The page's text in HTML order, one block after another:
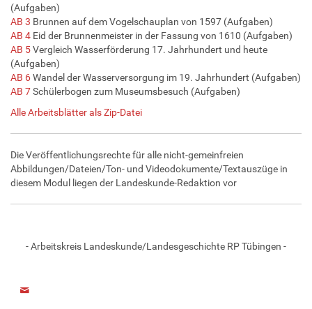
(Aufgaben)
AB 3 Brunnen auf dem Vogelschauplan von 1597 (Aufgaben)
AB 4 Eid der Brunnenmeister in der Fassung von 1610 (Aufgaben)
AB 5Vergleich Wasserförderung 17. Jahrhundert und heute
(Aufgaben)
AB 6Wandel der Wasserversorgung im 19. Jahrhundert (Aufgaben)
AB 7Schülerbogen zum Museumsbesuch (Aufgaben)
Alle Arbeitsblätter als Zip-Datei
Die Veröffentlichungsrechte für alle nicht-gemeinfreien
Abbildungen/Dateien/Ton- und Videodokumente/Textauszüge in
diesem Modul liegen der Landeskunde-Redaktion vor
- Arbeitskreis Landeskunde/Landesgeschichte RP Tübingen -